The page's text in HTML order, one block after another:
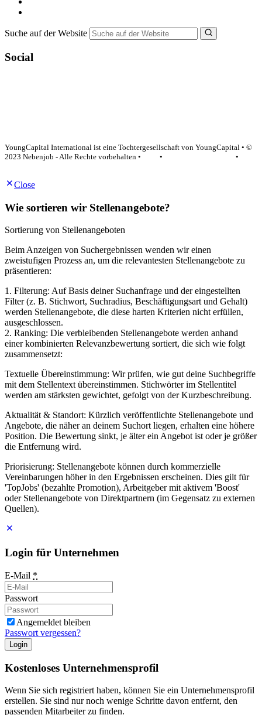
Suche auf der Website
Social
YoungCapital International ist eine Tochtergesellschaft von YoungCapital • ©
2023 Nebenjob - Alle Rechte vorbehalten •
•
•
Close
Wie sortieren wir Stellenangebote?
Sortierung von Stellenangeboten
Beim Anzeigen von Suchergebnissen wenden wir einen
zweistufigen Prozess an, um die relevantesten Stellenangebote zu
präsentieren:
1. Filterung: Auf Basis deiner Suchanfrage und der eingestellten
Filter (z. B. Stichwort, Suchradius, Beschäftigungsart und Gehalt)
werden Stellenangebote, die diese harten Kriterien nicht erfüllen,
ausgeschlossen.
2. Ranking: Die verbleibenden Stellenangebote werden anhand
einer kombinierten Relevanzbewertung sortiert, die sich wie folgt
zusammensetzt:
Textuelle Übereinstimmung: Wir prüfen, wie gut deine Suchbegriffe
mit dem Stellentext übereinstimmen. Stichwörter im Stellentitel
werden am stärksten gewichtet, gefolgt von der Kurzbeschreibung.
Aktualität & Standort: Kürzlich veröffentlichte Stellenangebote und
Angebote, die näher an deinem Suchort liegen, erhalten eine höhere
Position. Die Bewertung sinkt, je älter ein Angebot ist oder je größer
die Entfernung wird.
Priorisierung: Stellenangebote können durch kommerzielle
Vereinbarungen höher in den Ergebnissen erscheinen. Dies gilt für
'TopJobs' (bezahlte Promotion), Arbeitgeber mit aktivem 'Boost'
oder Stellenangebote von Direktpartnern (im Gegensatz zu externen
Quellen).
Login für Unternehmen
E-Mail *
Passwort
Angemeldet bleiben
Passwort vergessen?
Login
Kostenloses Unternehmensprofil
Wenn Sie sich registriert haben, können Sie ein Unternehmensprofil
erstellen. Sie sind nur noch wenige Schritte davon entfernt, den
passenden Mitarbeiter zu finden.